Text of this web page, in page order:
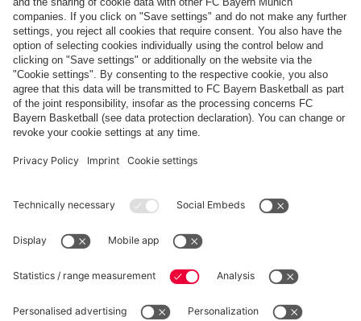
Pagamento e consegna
FC Bayern Store App
RECESSO
Privacy
Impostazioni dei cookie